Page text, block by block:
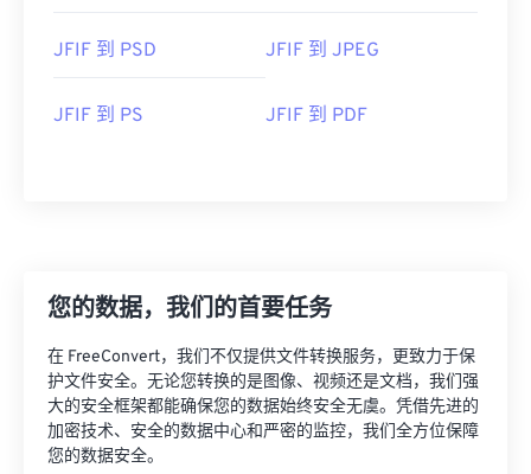
首次发行：
JFIF 到 PSD JFIF 到 JPEG
JFIF 到 PS JFIF 到 PDF
您的数据，我们的首要任务
在 FreeConvert，我们不仅提供文件转换服务，更致力于保
护文件安全。无论您转换的是图像、视频还是文档，我们强
大的安全框架都能确保您的数据始终安全无虞。凭借先进的
加密技术、安全的数据中心和严密的监控，我们全方位保障
您的数据安全。